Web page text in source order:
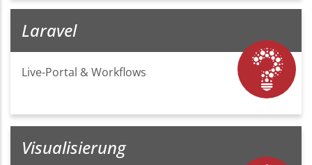
Laravel
Live-Portal & Workflows
Visualisierung